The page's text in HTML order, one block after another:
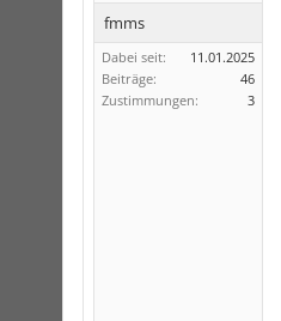
fmms
Dabei seit:
11.01.2025
Beiträge:
46
Zustimmungen:
3